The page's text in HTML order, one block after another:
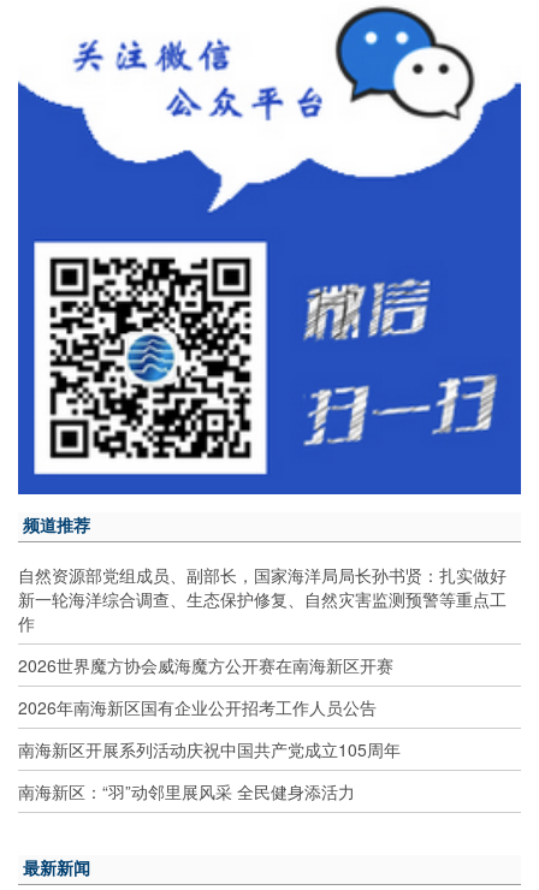
频道推荐
自然资源部党组成员、副部长，国家海洋局局长孙书贤：扎实做好
新一轮海洋综合调查、生态保护修复、自然灾害监测预警等重点工
作
2026世界魔方协会威海魔方公开赛在南海新区开赛
2026年南海新区国有企业公开招考工作人员公告
南海新区开展系列活动庆祝中国共产党成立105周年
南海新区：“羽”动邻里展风采 全民健身添活力
最新新闻